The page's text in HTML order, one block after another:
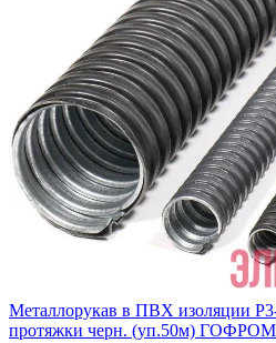
Металлорукав в ПВХ изоляции
протяжки черн. (уп.50м)